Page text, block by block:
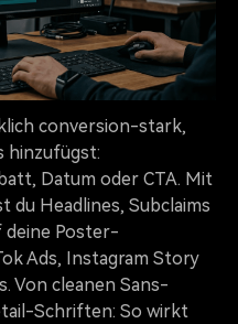
conversion-stark,
hinzufügst:
Datum oder CTA. Mit
du Headlines, Subclaims
deine Poster-
Ads, Instagram Story
Von cleanen Sans-
Schriften: So wirkt